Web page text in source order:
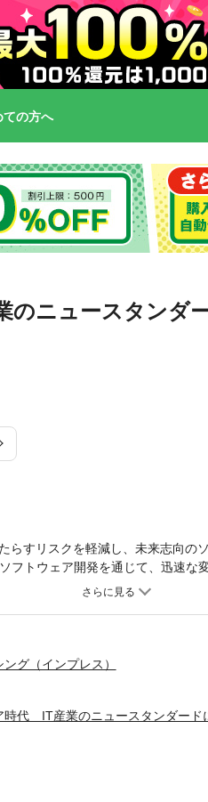
ての方へ
ニュースタンダ
らすリスクを軽減し、未来志向の
フトウェア開発を通じて、迅速な
IT資産の再構築から、組織全体の
グ（インプレス）
時代 IT産業のニュースタンダード